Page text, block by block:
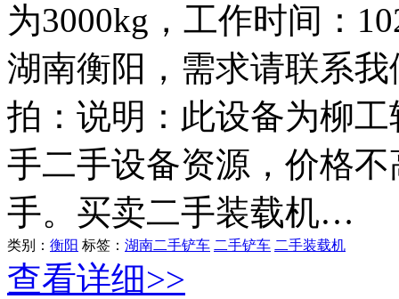
为3000kg，工作时间：
湖南衡阳，需求请联系
拍：说明：此设备为柳
手二手设备资源，价格
手。买卖二手装载机…
类别： 衡阳 标签： 湖南二手铲车 二手铲车 二手装载机
查看详细>>